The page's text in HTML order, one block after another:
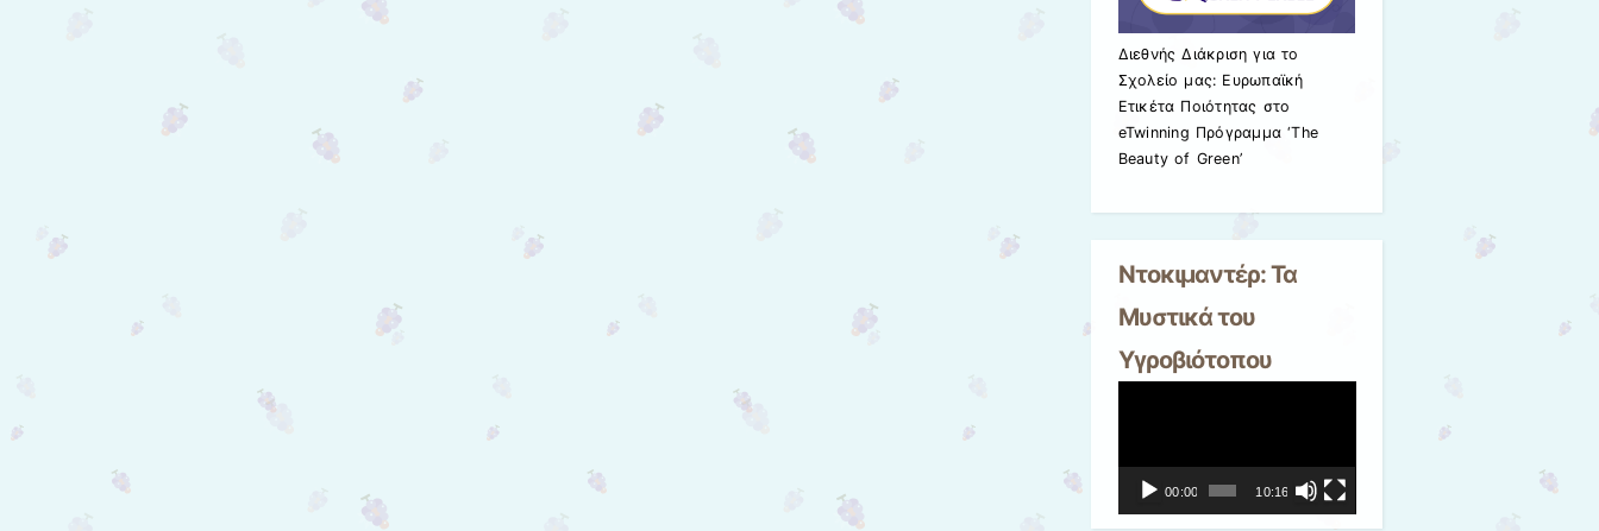
Διεθνής Διάκριση για το
Σχολείο μας: Ευρωπαϊκή
Ετικέτα Ποιότητας στο
eTwinning Πρόγραμμα ‘The
Beauty of Green’
Ντοκιμαντέρ: Τα
Μυστικά του
Υγροβιότοπου
00:00 10:16